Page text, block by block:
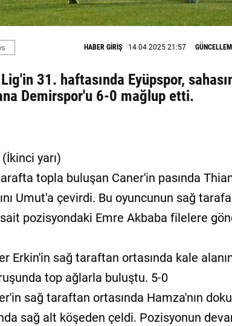
HABER GİRİŞ 14 04 2025 21:57
31. haftasında Eyüpspor,
Demirspor'u 6-0 mağlup etti.
yarı)
topla buluşan Caner'in pasında
Umut'a çevirdi. Bu oyuncunun sağ tarafa
pozisyondaki Emre Akbaba filelere
Erkin'in sağ taraftan ortasında kale
top ağlarla buluştu. 5-0
sağ taraftan ortasında Hamza'nın
sağ alt köşeden çeldi. Pozisyonun